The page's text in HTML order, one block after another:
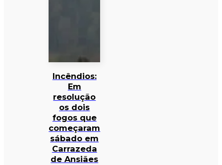
Incêndios:
Em
resolução
os dois
fogos que
começaram
sábado em
Carrazeda
de Ansiães